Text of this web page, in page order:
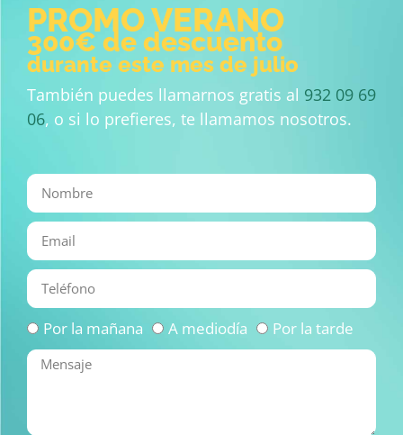
PROMO VERANO
300€ de descuento
durante este mes de julio
También puedes llamarnos gratis al 932 09 69
06, o si lo prefieres, te llamamos nosotros.
Por la mañana A mediodía Por la tarde